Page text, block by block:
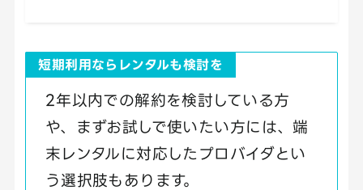
短期利用ならレンタルも検討を
2年以内での解約を検討している方
や、まずお試しで使いたい方には、端
末レンタルに対応したプロバイダとい
う選択肢もあります。